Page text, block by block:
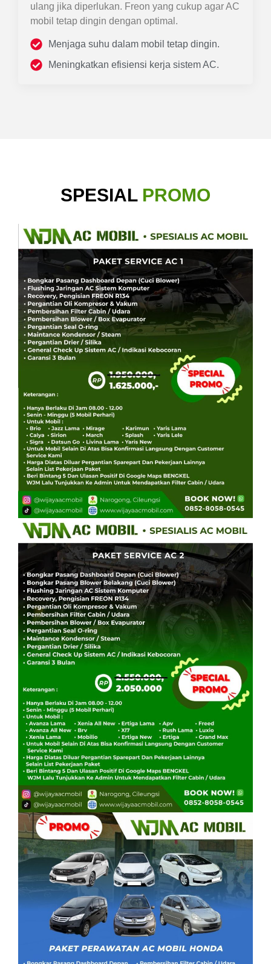
ulang jika diperlukan. Freon yang cukup agar AC
mobil tetap dingin dengan optimal.
Menjaga suhu dalam mobil tetap dingin.
Meningkatkan efisiensi kerja sistem AC.
SPESIAL PROMO